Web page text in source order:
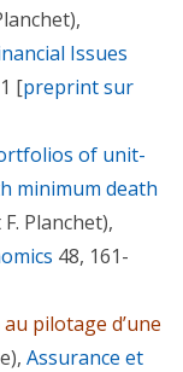
Issues
[preprint sur
of unit-
minimum death
Planchet),
48, 161-
pilotage d’une
Assurance et